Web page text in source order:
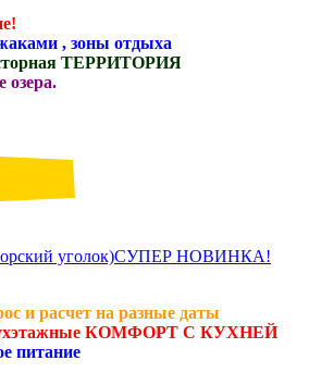
, зоны отдыха
ТЕРРИТОРИЯ
озера.
уголок)СУПЕР НОВИНКА!
и расчет на разные даты
КОМФОРТ С КУХНЕЙ
питание